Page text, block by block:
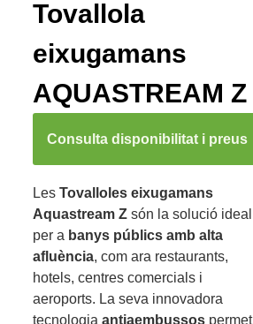
Tovallola
eixugamans
AQUASTREAM Z
Consulta disponibilitat i preus
Les Tovalloles eixugamans
Aquastream Zsón la solució ideal
per a banys públics amb alta
afluència, com ara restaurants,
hotels, centres comercials i
aeroports. La seva innovadora
tecnologia antiaembussospermet